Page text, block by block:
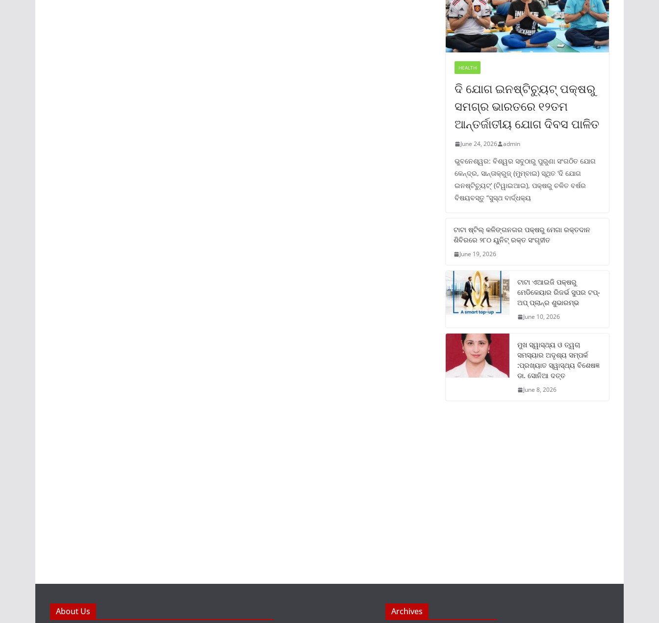
HEALTH
ଦି ଯୋଗ ଇନଷ୍ଟିଚ୍ୟୁଟ୍ ପକ୍ଷରୁ
ସମଗ୍ର ଭାରତରେ ୧୨ତମ
ଆନ୍ତର୍ଜାତୀୟ ଯୋଗ ଦିବସ ପାଳିତ
June 24, 2026 admin
ଭୁବନେଶ୍ୱର: ବିଶ୍ୱର ସବୁଠାରୁ ପୁରୁଣା ସଂଗଠିତ ଯୋଗ
କେନ୍ଦ୍ର, ସାନ୍ତାକ୍ରୁଜ୍ (ମୁମ୍ବାଇ) ସ୍ଥିତ ‘ଦି ଯୋଗ
ଇନଷ୍ଟିଚ୍ୟୁଟ୍‌’ (ଟିୱାଇଆଇ), ପକ୍ଷରୁ ଚଳିତ ବର୍ଷର
ବିଷୟବସ୍ତୁ “ସୁସ୍ଥ ବାର୍ଦ୍ଧକ୍ୟ
ଟାଟା ଷ୍ଟିଲ୍‌ କଳିଙ୍ଗନଗର ପକ୍ଷରୁ ମେଗା ରକ୍ତଦାନ
ଶିବିରରେ ୨୮୦ ୟୁନିଟ୍‌ ରକ୍ତ ସଂଗୃହୀତ
June 19, 2026
ଟାଟା ଏଆଇଜି ପକ୍ଷରୁ
ମେଡିକେୟାର ରିଜର୍ଭ ସୁପର ଟପ୍‌-
ଅପ୍ ପ୍ଲାନ୍‌ର ଶୁଭାରମ୍ଭ
June 10, 2026
ମୁଖ ସ୍ୱାସ୍ଥ୍ୟ ଓ ତ୍ୱଚା
ସମସ୍ୟାର ଅଦୃଶ୍ୟ ସମ୍ପର୍କ
:ପ୍ରଖ୍ୟାତ ସ୍ୱାସ୍ଥ୍ୟ ବିଶେଷଜ୍ଞ
ଡା. ସୋନିଆ ଦତ୍ତ
June 8, 2026
About Us Archives